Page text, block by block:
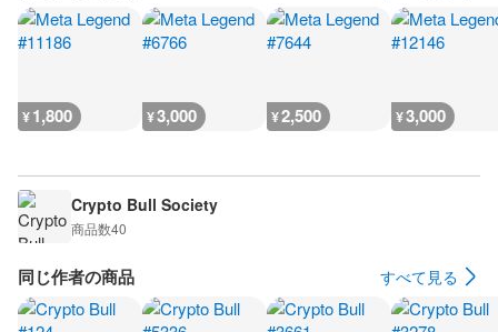
¥1,800 ¥3,000 ¥2,500 ¥3,000
Crypto Bull Society
商品数40
同じ作者の商品 すべて見る